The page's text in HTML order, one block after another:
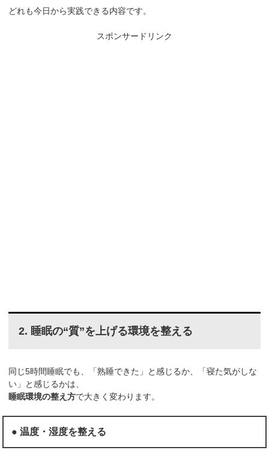
どれも今日から実践できる内容です。
スポンサードリンク
2. 睡眠の“質”を上げる環境を整える
同じ5時間睡眠でも、「熟睡できた」と感じるか、「寝た気がしな
い」と感じるかは、
睡眠環境の整え方で大きく変わります。
● 温度・湿度を整える